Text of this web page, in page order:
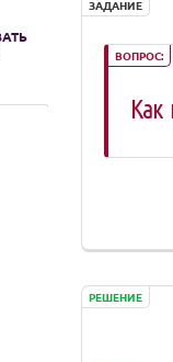
ЗАДАНИЕ
ВОПРОС:
Как
РЕШЕНИЕ